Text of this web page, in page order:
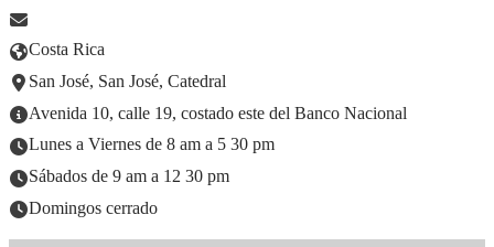
Costa Rica
San José, San José, Catedral
Avenida 10, calle 19, costado este del Banco Nacional
Lunes a Viernes de 8 am a 5 30 pm
Sábados de 9 am a 12 30 pm
Domingos cerrado